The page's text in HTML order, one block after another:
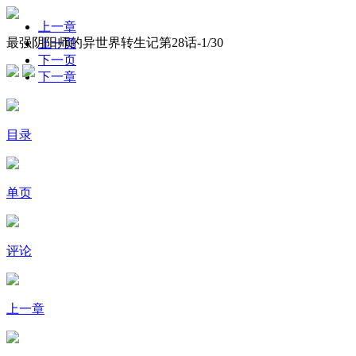
最强阴阳师的异世界转生记第28话-1/30
上一章
上一页
下一页
下一章
目录
单页
评论
上一章